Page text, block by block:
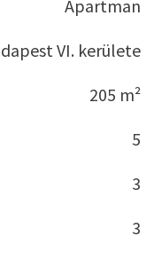
Apartman
VI. kerülete
205 m²
5
3
3